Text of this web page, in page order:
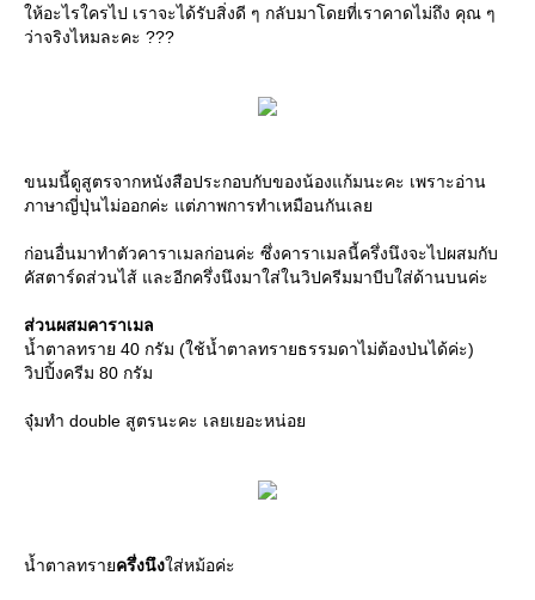
ให้อะไรใครไป เราจะได้รับสิ่งดี ๆ กลับมาโดยที่เราคาดไม่ถึง คุณ ๆ
ว่าจริงไหมละคะ ???
ขนมนี้ดูสูตรจากหนังสือประกอบกับของน้องแก้มนะคะ เพราะอ่าน
ภาษาญี่ปุ่นไม่ออกค่ะ แต่ภาพการทำเหมือนกันเลย
ก่อนอื่นมาทำตัวคาราเมลก่อนค่ะ ซึ่งคาราเมลนี้ครึ่งนึงจะไปผสมกับ
คัสตาร์ดส่วนไส้ และอีกครึ่งนึงมาใส่ในวิปครีมมาบีบใส่ด้านบนค่ะ
ส่วนผสมคาราเมล
น้ำตาลทราย 40 กรัม (ใช้น้ำตาลทรายธรรมดาไม่ต้องป่นได้ค่ะ)
วิปปิ้งครีม 80 กรัม
จุ๋มทำ double สูตรนะคะ เลยเยอะหน่อย
น้ำตาลทรายครึ่งนึงใส่หม้อค่ะ